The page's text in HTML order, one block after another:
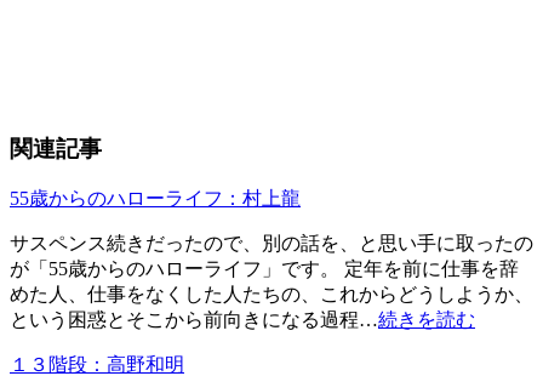
関連記事
55歳からのハローライフ：村上龍
サスペンス続きだったので、別の話を、と思い手に取ったの
が「55歳からのハローライフ」です。 定年を前に仕事を辞
めた人、仕事をなくした人たちの、これからどうしようか、
という困惑とそこから前向きになる過程…続きを読む
１３階段：高野和明